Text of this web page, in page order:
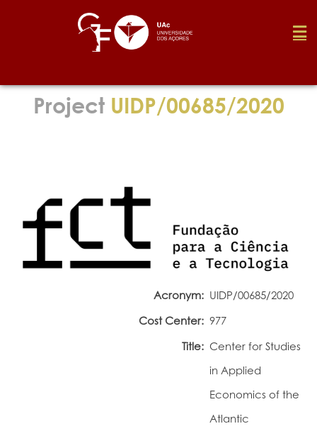
Foundation
ProjectUIDP/00685/2020
Acronym: UIDP/00685/2020
Cost Center: 977
Title: Center for Studies
in Applied
Economics of the
Atlantic